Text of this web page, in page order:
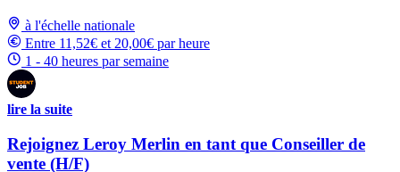
à l'échelle nationale
Entre 11,52€ et 20,00€ par heure
1 - 40 heures par semaine
lire la suite
Rejoignez Leroy Merlin en tant que Conseiller de
vente (H/F)